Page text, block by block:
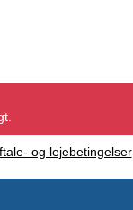
og lejebetingelser